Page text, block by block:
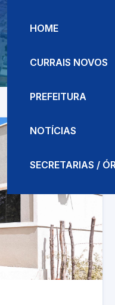
HOME
CURRAIS NOVOS
PREFEITURA
NOTÍCIAS
SECRETARIAS /